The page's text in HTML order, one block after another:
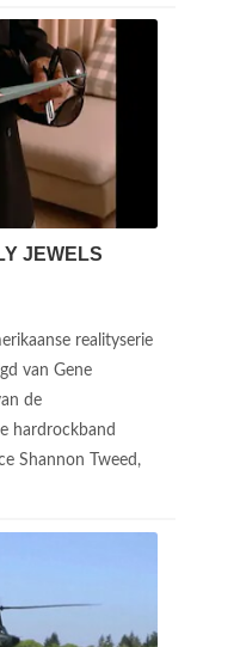
JEWELS
realityserie
van Gene
de
hardrockband
Shannon Tweed,